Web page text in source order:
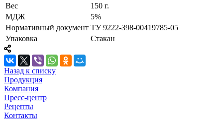
Вес
150 г.
МДЖ
5%
Нормативный документ ТУ 9222-398-00419785-05
Упаковка
Стакан
Назад к списку
Продукция
Компания
Пресс-центр
Рецепты
Контакты